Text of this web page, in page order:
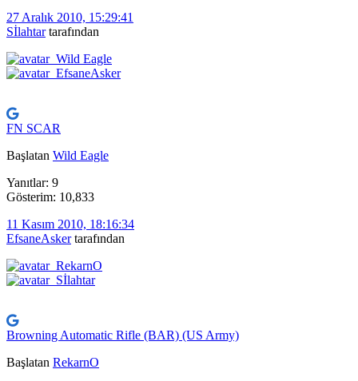
27 Aralık 2010, 15:29:41
Sİlahtartarafından
FN SCAR
Başlatan Wild Eagle
Yanıtlar: 9
Gösterim: 10,833
11 Kasım 2010, 18:16:34
EfsaneAskertarafından
Browning Automatic Rifle (BAR) (US Army)
Başlatan RekarnO